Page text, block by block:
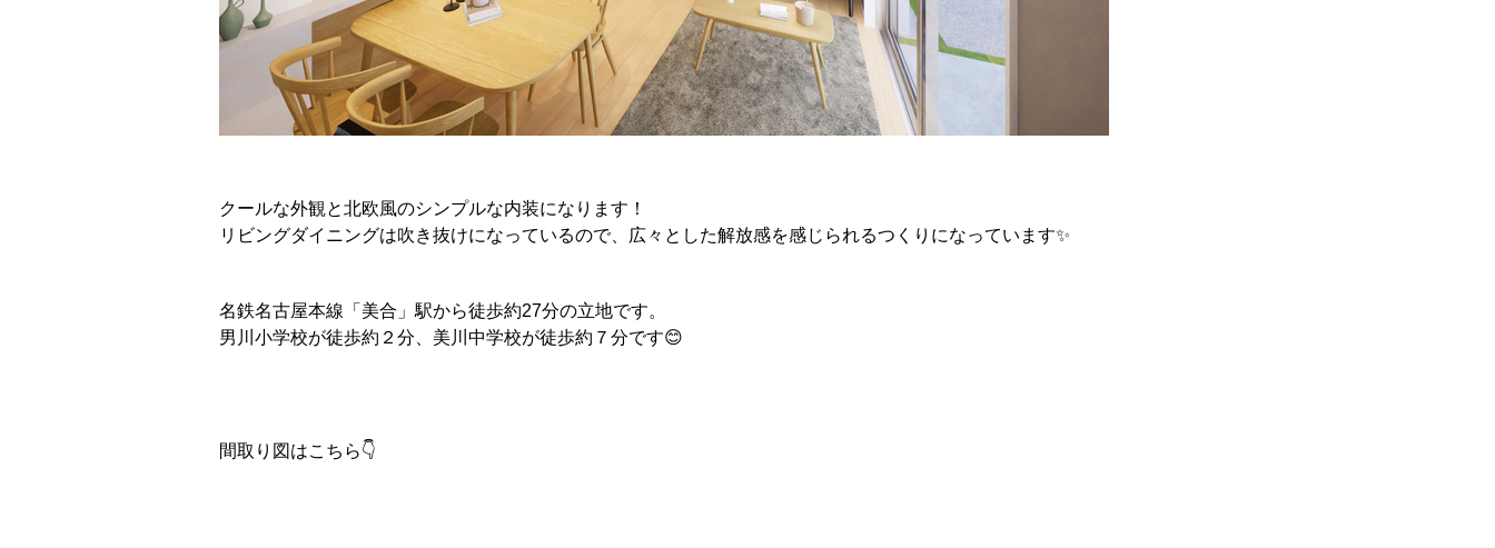
クールな外観と北欧風のシンプルな内装になります！
リビングダイニングは吹き抜けになっているので、広々とした解放感を感じられるつくりになっています✨
名鉄名古屋本線「美合」駅から徒歩約27分の立地です。
男川小学校が徒歩約２分、美川中学校が徒歩約７分です😊
間取り図はこちら👇